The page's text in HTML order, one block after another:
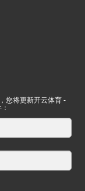
您将更新开云体育 -